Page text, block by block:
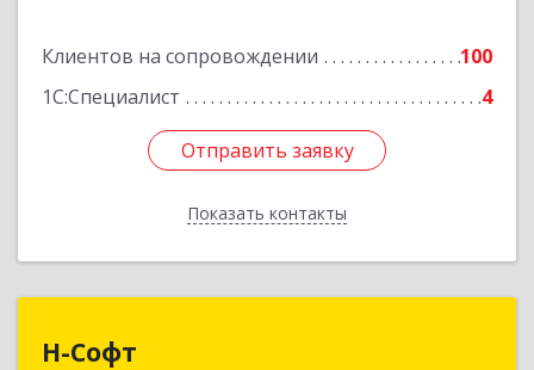
Клиентов на сопровождении
100
1С:Специалист
4
Отправить заявку
Показать контакты
Подробнее
Отправить заявку
Назад
Н-Софт